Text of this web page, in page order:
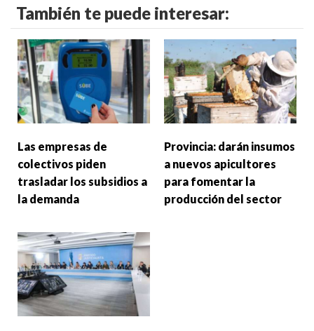
También te puede interesar:
Las empresas de
colectivos piden
trasladar los subsidios a
la demanda
Provincia: darán insumos
a nuevos apicultores
para fomentar la
producción del sector